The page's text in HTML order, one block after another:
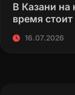
В Казани на
время
16.07.2026